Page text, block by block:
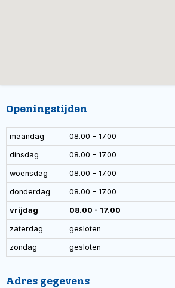
Openingstijden
maandag 08.00 - 17.00
dinsdag 08.00 - 17.00
woensdag 08.00 - 17.00
donderdag 08.00 - 17.00
vrijdag 08.00 - 17.00
zaterdag gesloten
zondag gesloten
Adres gegevens